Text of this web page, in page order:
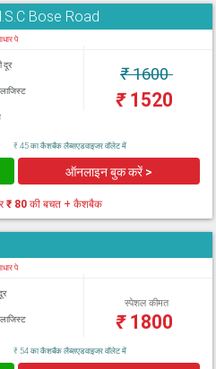
Bose Road
पे
दूर ₹1600
₹1520
₹ 45 का कैशबैक लैब्सएडवाइजर वॉलेट में
ऑनलाइन बुक करें >
₹ 80 की बचत + कैशबैक
पे
स्पेशल कीमत
₹1800
₹ 54 का कैशबैक लैब्सएडवाइजर वॉलेट में